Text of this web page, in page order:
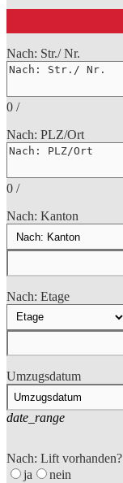
Nach: Str./ Nr.
0 /
Nach: PLZ/Ort
0 /
Nach: Kanton
Nach: Etage
Umzugsdatum
date_range
Nach: Lift vorhanden?
ja
nein